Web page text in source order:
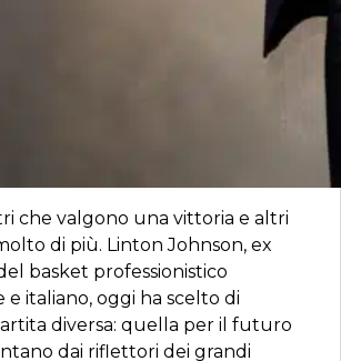
che valgono una vittoria e altri
di più. Linton Johnson, ex
basket professionistico
italiano, oggi ha scelto di
diversa: quella per il futuro
dai riflettori dei grandi